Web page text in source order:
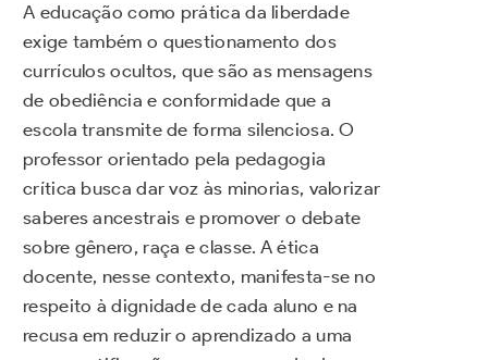
A educação como prática da liberdade
exige também o questionamento dos
currículos ocultos, que são as mensagens
de obediência e conformidade que a
escola transmite de forma silenciosa. O
professor orientado pela pedagogia
crítica busca dar voz às minorias, valorizar
saberes ancestrais e promover o debate
sobre gênero, raça e classe. A ética
docente, nesse contexto, manifesta-se no
respeito à dignidade de cada aluno e na
recusa em reduzir o aprendizado a uma